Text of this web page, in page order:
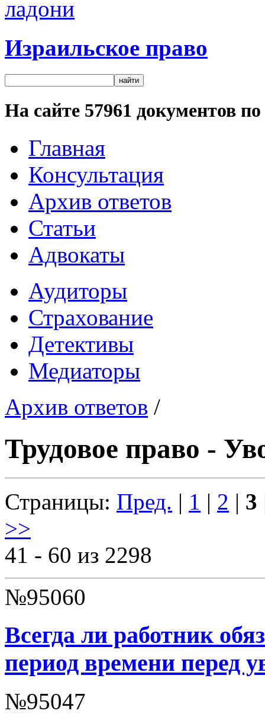
Израильское право
На сайте 57961 документов
Главная
Консультация
Архив ответов
Статьи
Адвокаты
Аудиторы
Страхование
Детективы
Медиаторы
Архив ответов /
Трудовое право -
Страницы: Пред. | 1 | 2 | 3
>>
41 - 60 из 2298
№95060
Всегда ли работник
период времени перед
№95047